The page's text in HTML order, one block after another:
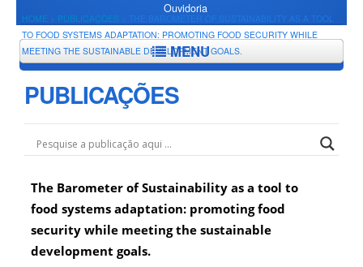
Ouvidoria
HOME > PUBLICAÇÕES
THE BAROMETER OF SUSTAINABILITY AS A TOOL
TO FOOD SYSTEMS ADAPTATION: PROMOTING FOOD SECURITY WHILE
MEETING THE SUSTAINABLE DEVELOPMENT GOALS.
MENU
PUBLICAÇÕES
The Barometer of Sustainability as a tool to
food systems adaptation: promoting food
security while meeting the sustainable
development goals.